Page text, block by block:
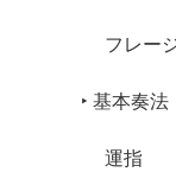
フレー
‣ 基本奏法
運指